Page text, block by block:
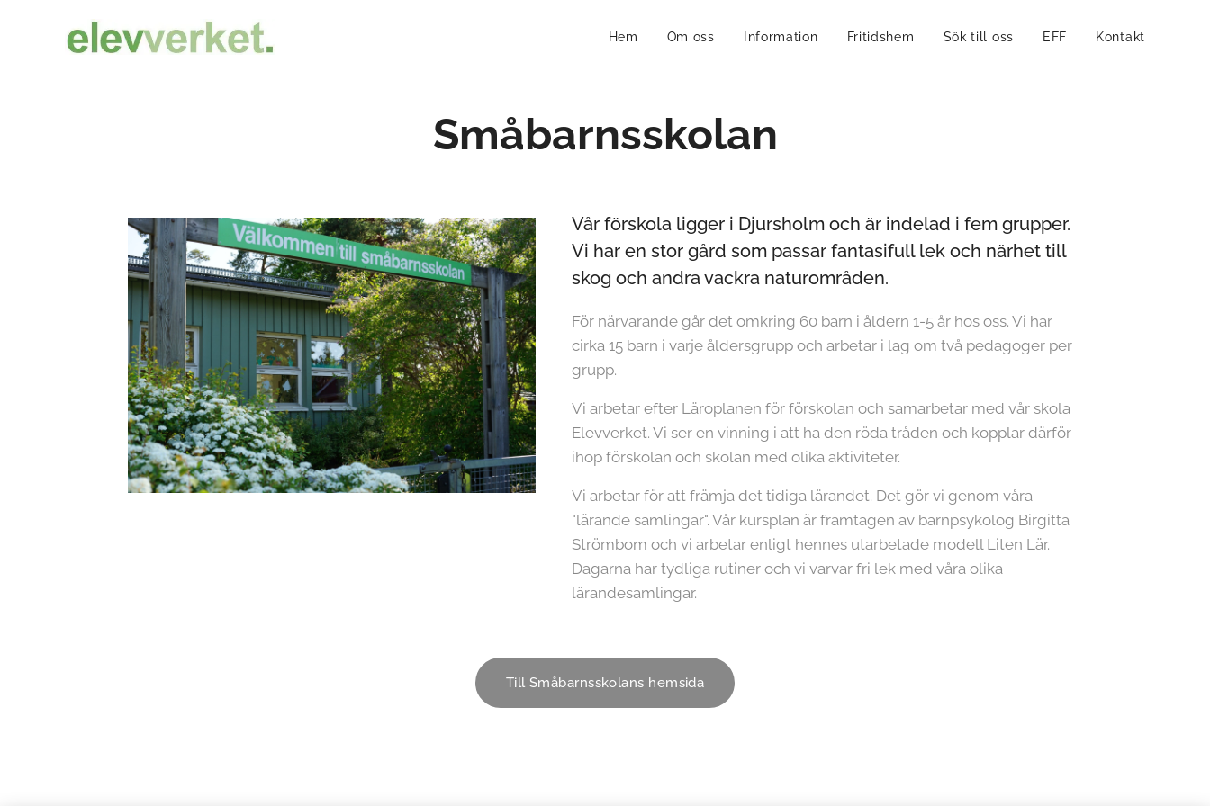
Hem Om oss Information Fritidshem Sök till oss EFF Kontakt
Småbarnsskolan
Vår förskola ligger i Djursholm och är indelad i fem grupper.
Vi har en stor gård som passar fantasifull lek och närhet till
skog och andra vackra naturområden.
För närvarande går det omkring 60 barn i åldern 1-5 år hos oss. Vi har
cirka 15 barn i varje åldersgrupp och arbetar i lag om två pedagoger per
grupp.
Vi arbetar efter Läroplanen för förskolan och samarbetar med vår skola
Elevverket. Vi ser en vinning i att ha den röda tråden och kopplar därför
ihop förskolan och skolan med olika aktiviteter.
Vi arbetar för att främja det tidiga lärandet. Det gör vi genom våra
"lärande samlingar". Vår kursplan är framtagen av barnpsykolog Birgitta
Strömbom och vi arbetar enligt hennes utarbetade modell Liten Lär.
Dagarna har tydliga rutiner och vi varvar fri lek med våra olika
lärandesamlingar.
Till Småbarnsskolans hemsida